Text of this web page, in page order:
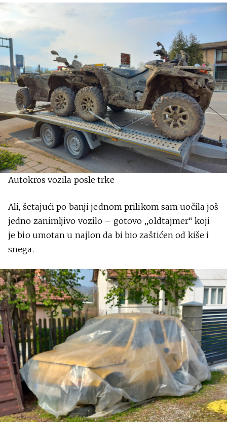
Autokros vozila posle trke
Ali, šetajući po banji jednom prilikom sam uočila još
jedno zanimljivo vozilo – gotovo „oldtajmer“ koji
je bio umotan u najlon da bi bio zaštićen od kiše i
snega.